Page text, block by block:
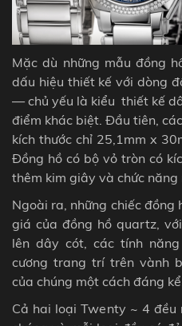
Mặc dù những mẫu đồng
dấu hiệu thiết kế với dòng
— chủ yếu là kiểu thiết kế
điểm khác biệt. Đầu tiên,
kích thước chỉ 25,1mm x
Đồng hồ có bộ vỏ tròn có
thêm kim giây và chức năng
Ngoài ra, những chiếc
giá của đồng hồquartz,
lên dây cót, các tính
cương trang trí trên vành
của chúng một cách đáng
Cả hai loại Twenty ~ 4